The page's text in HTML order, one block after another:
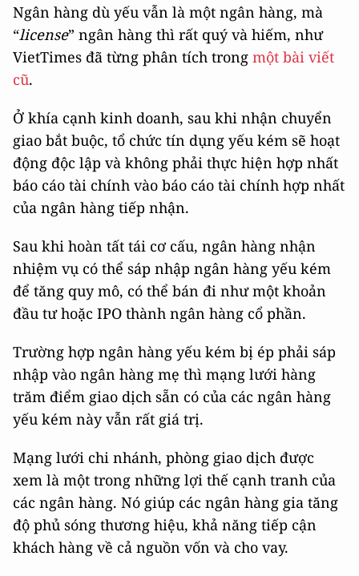
Ngân hàng dù yếu vẫn là một ngân hàng, mà
“license” ngân hàng thì rất quý và hiếm, như
VietTimes đã từng phân tích trong một bài viết
cũ.
Ở khía cạnh kinh doanh, sau khi nhận chuyển
giao bắt buộc, tổ chức tín dụng yếu kém sẽ hoạt
động độc lập và không phải thực hiện hợp nhất
báo cáo tài chính vào báo cáo tài chính hợp nhất
của ngân hàng tiếp nhận.
Sau khi hoàn tất tái cơ cấu, ngân hàng nhận
nhiệm vụ có thể sáp nhập ngân hàng yếu kém
để tăng quy mô, có thể bán đi như một khoản
đầu tư hoặc IPO thành ngân hàng cổ phần.
Trường hợp ngân hàng yếu kém bị ép phải sáp
nhập vào ngân hàng mẹ thì mạng lưới hàng
trăm điểm giao dịch sẵn có của các ngân hàng
yếu kém này vẫn rất giá trị.
Mạng lưới chi nhánh, phòng giao dịch được
xem là một trong những lợi thế cạnh tranh của
các ngân hàng. Nó giúp các ngân hàng gia tăng
độ phủ sóng thương hiệu, khả năng tiếp cận
khách hàng về cả nguồn vốn và cho vay.